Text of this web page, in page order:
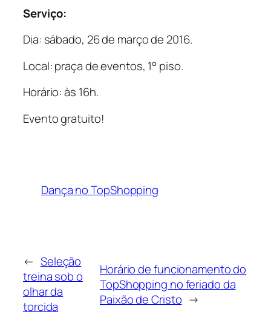
Serviço:
Dia: sábado, 26 de março de 2016.
Local: praça de eventos, 1° piso.
Horário: às 16h.
Evento gratuito!
Dança no TopShopping
← Seleção
treina sob o
olhar da
torcida
Horário de funcionamento do
TopShopping no feriado da
Paixão de Cristo →